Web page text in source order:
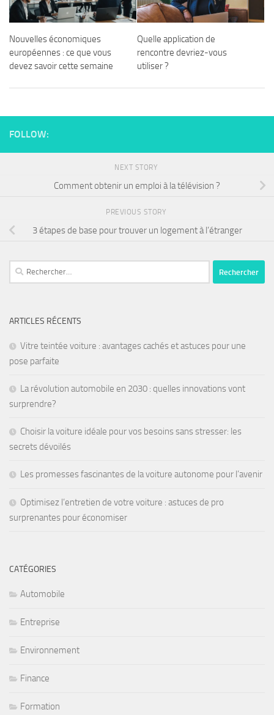
Nouvelles économiques
européennes : ce que vous
devez savoir cette semaine
Quelle application de
rencontre devriez-vous
utiliser ?
FOLLOW:
NEXT STORY
Comment obtenir un emploi à la télévision ?
PREVIOUS STORY
3 étapes de base pour trouver un logement à l’étranger
ARTICLES RÉCENTS
Vitre teintée voiture : avantages cachés et astuces pour une
pose parfaite
La révolution automobile en 2030 : quelles innovations vont
surprendre?
Choisir la voiture idéale pour vos besoins sans stresser: les
secrets dévoilés
Les promesses fascinantes de la voiture autonome pour l’avenir
Optimisez l’entretien de votre voiture : astuces de pro
surprenantes pour économiser
CATÉGORIES
Automobile
Entreprise
Environnement
Finance
Formation